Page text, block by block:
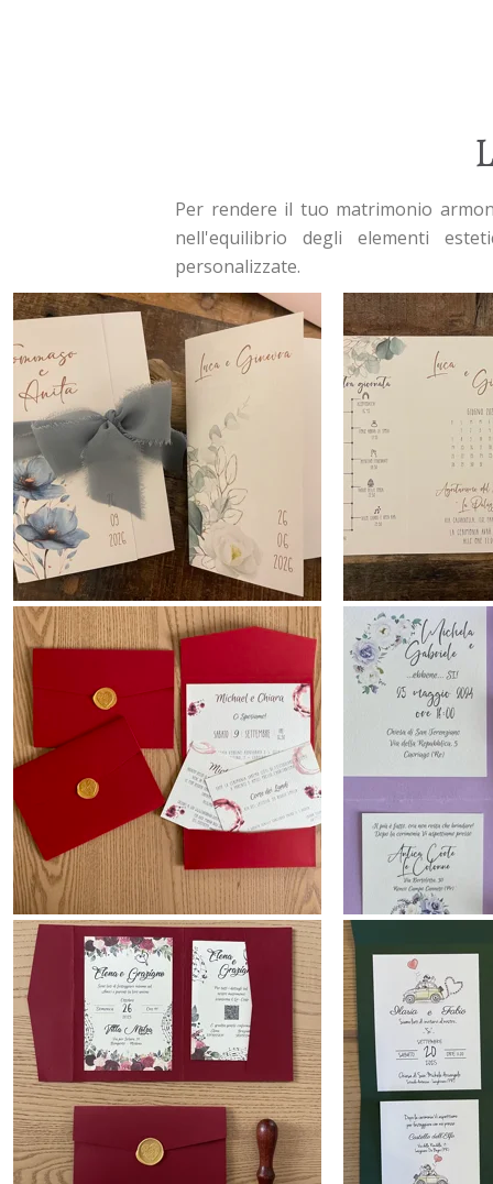
Per rendere il tuo matrimonio
nell'equilibrio degli elementi
personalizzate.